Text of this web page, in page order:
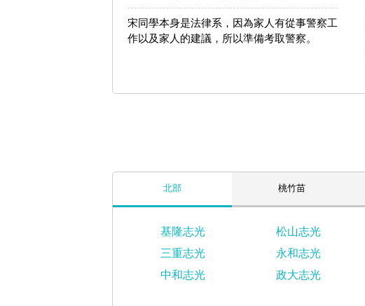
宋同學本身是法律系，因為家人有從事警察工
作以及家人的建議，所以準備考取警察。
北部 桃竹苗
基隆志光 松山志光
三重志光
永和志光
中和志光
政大志光